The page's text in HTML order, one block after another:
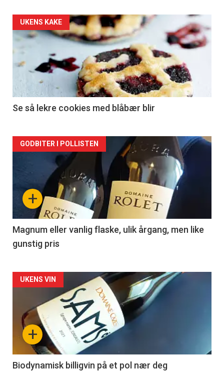
Forsiden
akkurat
nå
2
UKENS KAKE
Se så lekre cookies med blåbær blir
Forsiden
akkurat
nå
3
+
GODBITER I POLLISTEN
Magnum eller vanlig flaske, ulik årgang, men like
gunstig pris
Forsiden
akkurat
nå
4
+
UKENS VIN
Biodynamisk billigvin på et pol nær deg